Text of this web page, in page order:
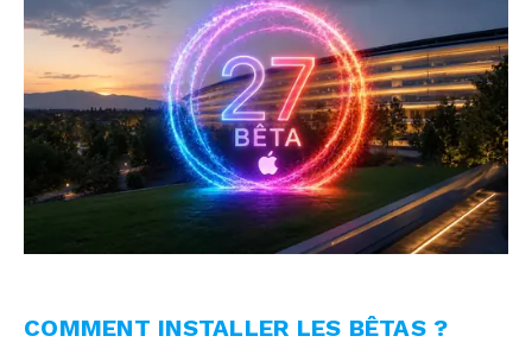
COMMENT INSTALLER LES BÊTAS ?